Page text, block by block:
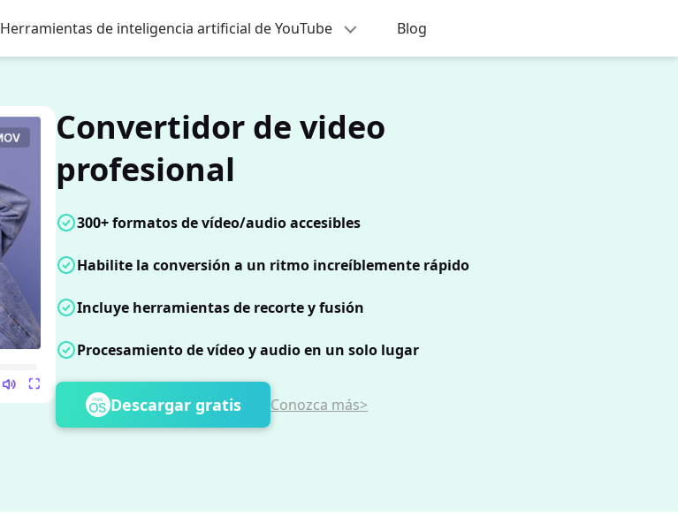
Herramientas de inteligencia artificial de YouTube Blog
Convertidor de video
profesional
300+ formatos de vídeo/audio accesibles
Habilite la conversión a un ritmo increíblemente rápido
Incluye herramientas de recorte y fusión
Procesamiento de vídeo y audio en un solo lugar
Descargar gratis Conozca más>